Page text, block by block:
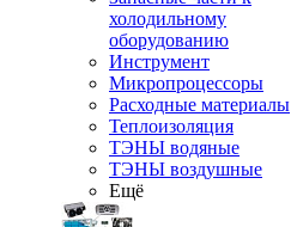
холодильному
оборудованию
Инструмент
Микропроцессоры
Расходные материалы
Теплоизоляция
ТЭНЫ водяные
ТЭНЫ воздушные
Ещё